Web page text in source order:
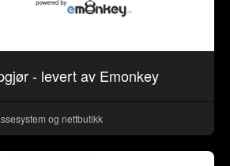
- levert av Emonkey
og nettbutikk